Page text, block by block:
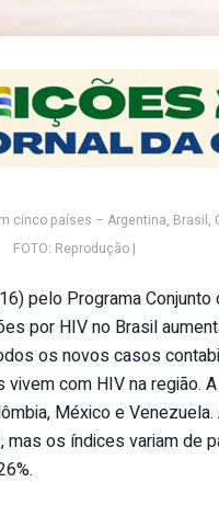
cinco países – Argentina, Brasil,
FOTO: Reprodução |
pelo Programa
por HIV no Brasil
os novos casos
com HIV na região.
México e
os índices variam de